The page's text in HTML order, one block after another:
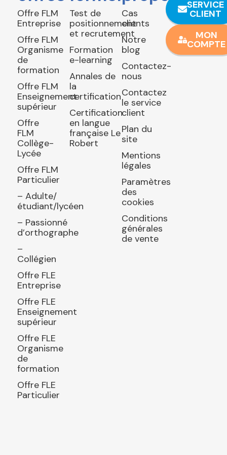
Offre FLM
Entreprise
Offre FLM
Organisme
de
formation
Offre FLM
Enseignement
supérieur
Offre
FLM
Collège-
Lycée
Offre FLM
Particulier
– Adulte/
étudiant/lycéen
– Passionné
d’orthographe
–
Collégien
Offre FLE
Entreprise
Offre FLE
Enseignement
supérieur
Offre FLE
Organisme
de
formation
Offre FLE
Particulier
Test de
positionnement
et recrutement
Formation
e-learning
Annales de
la
certification
Certification
en langue
française Le
Robert
Cas
clients
Notre
blog
Contactez-
nous
Contactez
le service
client
Plan du
site
Mentions
légales
Paramètres
des
cookies
Conditions
générales
de vente
SERVICE
CLIENT
MON
COMPTE